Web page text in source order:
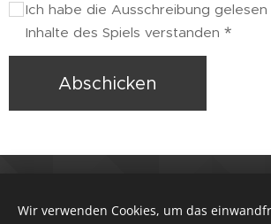
Ich habe die Ausschreibung
Inhalte des Spiels verstanden
Abschicken
stammen von unseren großartigen
Wir verwenden Cookies, um das